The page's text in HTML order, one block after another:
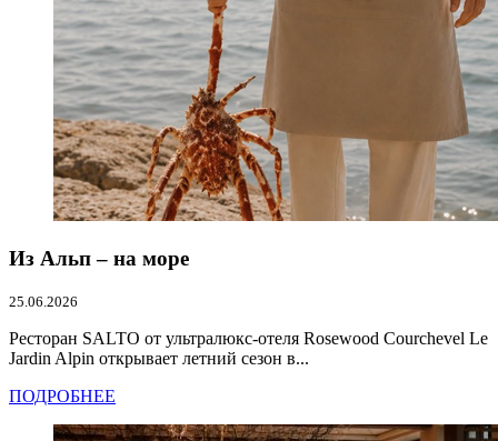
Из Альп – на море
25.06.2026
Ресторан SALTO от ультралюкс-отеля Rosewood Courchevel Le
Jardin Alpin открывает летний сезон в...
ПОДРОБНЕЕ